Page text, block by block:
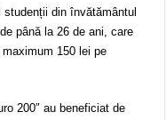
din învătământul
până la 26 de ani, care
150 lei pe
200″ au beneficiat de